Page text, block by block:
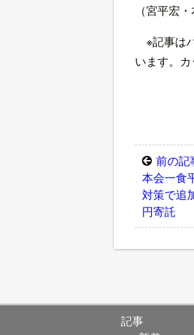
（宮平宏
※記事は
います。
前の記
本会一食
対策で追
円寄託
記事